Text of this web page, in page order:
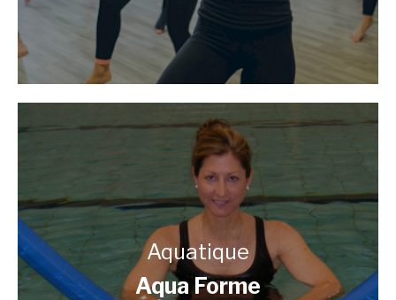
Aquatique
Aqua Forme